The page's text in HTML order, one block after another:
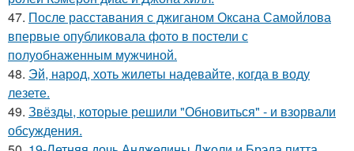
47. После расставания с джиганом Оксана Самойлова
впервые опубликовала фото в постели с
полуобнаженным мужчиной.
48. Эй, народ, хоть жилеты надевайте, когда в воду
лезете.
49. Звёзды, которые решили "Обновиться" - и взорвали
обсуждения.